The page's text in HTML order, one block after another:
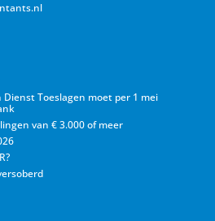
Toeslagen moet per 1 mei
van € 3.000 of meer